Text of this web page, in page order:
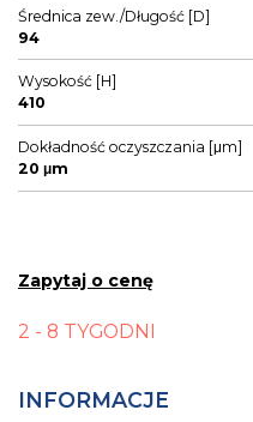
Średnica zew./Długość [D]
94
Wysokość [H]
410
Dokładność oczyszczania [μm]
20 μm
Zapytaj o cenę
2 - 8 TYGODNI
INFORMACJE